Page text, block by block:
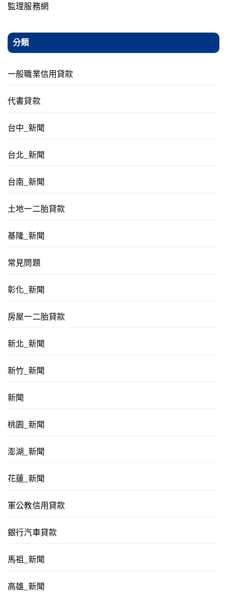
監理服務網
分類
一般職業信用貸款
代書貸款
台中_新聞
台北_新聞
台南_新聞
土地一二胎貸款
基隆_新聞
常見問題
彰化_新聞
房屋一二胎貸款
新北_新聞
新竹_新聞
新聞
桃園_新聞
澎湖_新聞
花蓮_新聞
軍公教信用貸款
銀行汽車貸款
馬祖_新聞
高雄_新聞